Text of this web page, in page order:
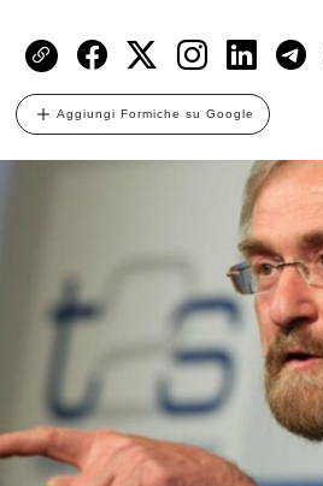
Aggiungi Formiche su Google